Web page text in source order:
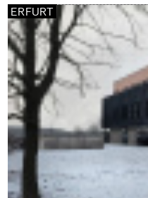
ERFURT